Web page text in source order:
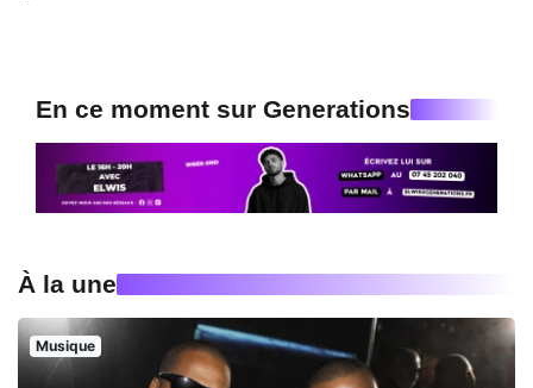
En ce moment sur Generations
À la une
Musique